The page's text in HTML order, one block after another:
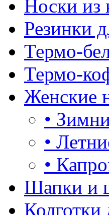
Носки из
Резинки
Термо-
Термо-
Женские
•
•
•
Шапки и
Колготки